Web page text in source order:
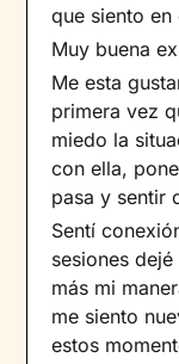
que siento
Muy buena
Me esta
primera vez
miedo la
con ella,
pasa y sentir
Sentí
sesiones
más mi
me siento
estos